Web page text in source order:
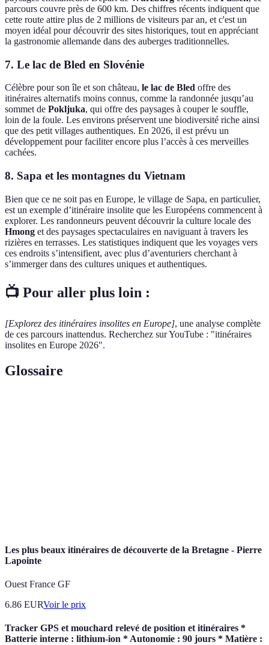
parcours couvre près de 600 km. Des chiffres récents indiquent que
cette route attire plus de 2 millions de visiteurs par an, et c'est un
moyen idéal pour découvrir des sites historiques, tout en appréciant
la gastronomie allemande dans des auberges traditionnelles.
7. Le lac de Bled en Slovénie
Célèbre pour son île et son château, le lac de Bled offre des
itinéraires alternatifs moins connus, comme la randonnée jusqu’au
sommet de Pokljuka, qui offre des paysages à couper le souffle,
loin de la foule. Les environs préservent une biodiversité riche ainsi
que des petit villages authentiques. En 2026, il est prévu un
développement pour faciliter encore plus l’accès à ces merveilles
cachées.
8. Sapa et les montagnes du Vietnam
Bien que ce ne soit pas en Europe, le village de Sapa, en particulier,
est un exemple d’itinéraire insolite que les Européens commencent à
explorer. Les randonneurs peuvent découvrir la culture locale des
Hmong et des paysages spectaculaires en naviguant à travers les
rizières en terrasses. Les statistiques indiquent que les voyages vers
ces endroits s’intensifient, avec plus d’aventuriers cherchant à
s’immerger dans des cultures uniques et authentiques.
📺 Pour aller plus loin :
[Explorez des itinéraires insolites en Europe], une analyse complète
de ces parcours inattendus. Recherchez sur YouTube : "itinéraires
insolites en Europe 2026".
Glossaire
Les plus beaux itinéraires de découverte de la Bretagne - Pierre
Lapointe
Ouest France GF
6.86 EURVoir le prix
Tracker GPS et mouchard relevé de position et itinéraires *
Batterie interne : lithium-ion * Autonomie : 90 jours * Matière :